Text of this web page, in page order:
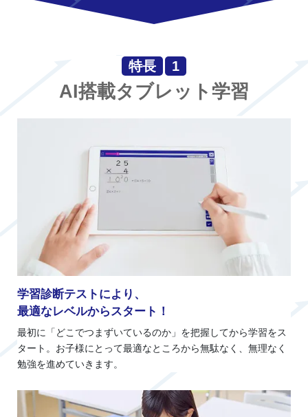
特長 1
AI搭載タブレット学習
学習診断テストにより、
最適なレベルからスタート！
最初に「どこでつまずいているのか」を把握してから学習をス
タート。お子様にとって最適なところから無駄なく、無理なく
勉強を進めていきます。